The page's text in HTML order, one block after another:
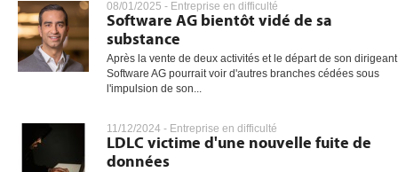
08/01/2025 - Entreprise en difficulté
Software AG bientôt vidé de sa
substance
Après la vente de deux activités et le départ de son
Software AG pourrait voir d'autres branches cédées sous
l'impulsion de son...
11/12/2024 - Entreprise en difficulté
LDLC victime d'une nouvelle fuite de
données